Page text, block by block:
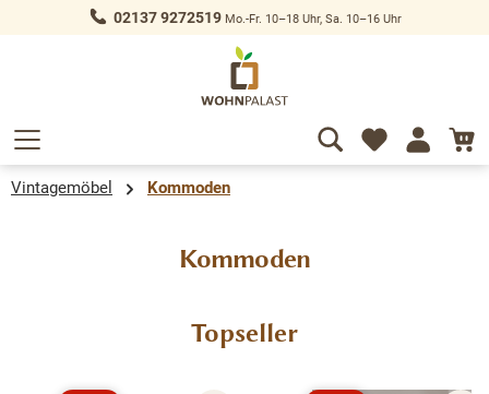
springen 02137 9272519Mo.-Fr. 10–18 Uhr, Sa. 10–16 Uhr
Vintagemöbel Kommoden
Kommoden
Produktgalerie überspringen
Topseller